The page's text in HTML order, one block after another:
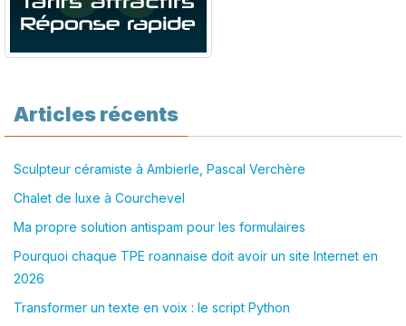
Articles récents
Sculpteur céramiste à Ambierle, Pascal Verchère
Chalet de luxe à Courchevel
Ma propre solution antispam pour les formulaires
Pourquoi chaque TPE roannaise doit avoir un site Internet en
2026
Transformer un texte en voix : le script Python